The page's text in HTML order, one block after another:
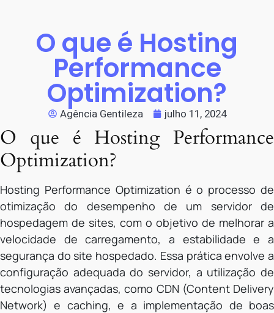
O que é Hosting
Performance
Optimization?
Agência Gentileza julho 11, 2024
O que é Hosting Performance
Optimization?
Hosting Performance Optimization é o processo de
otimização do desempenho de um servidor de
hospedagem de sites, com o objetivo de melhorar a
velocidade de carregamento, a estabilidade e a
segurança do site hospedado. Essa prática envolve a
configuração adequada do servidor, a utilização de
tecnologias avançadas, como CDN (Content Delivery
Network) e caching, e a implementação de boas